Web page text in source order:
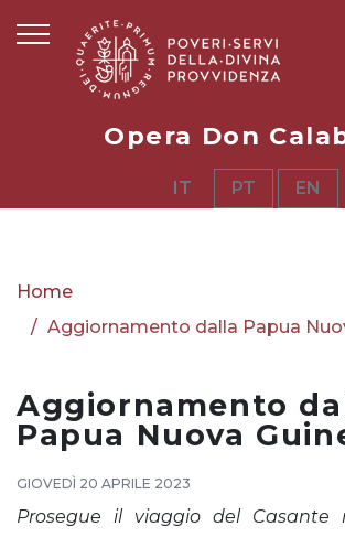
Opera Don
IT PT EN
Home
Aggiornamento dalla Papua
Aggiornamento
Papua Nuova
GIOVEDÌ 20 APRILE 2023
Prosegue il viaggio del Casante